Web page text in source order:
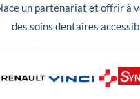
un partenariat et offrir à
des soins dentaires